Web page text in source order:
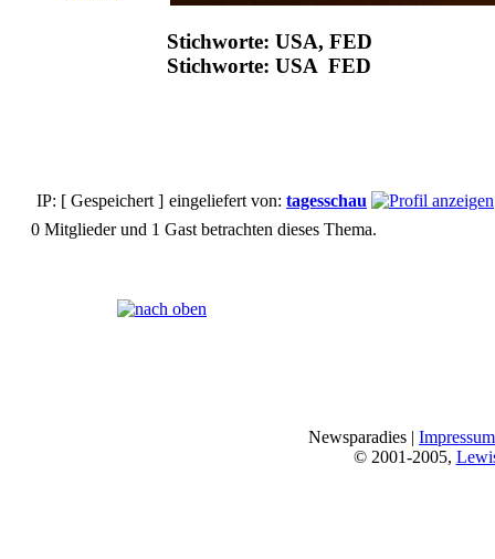
Stichworte: USA, FED
Stichworte: USA FED
IP: [ Gespeichert ] eingeliefert von: tagesschau
0 Mitglieder und 1 Gast betrachten dieses Thema.
Newsparadies | Impressum
© 2001-2005,